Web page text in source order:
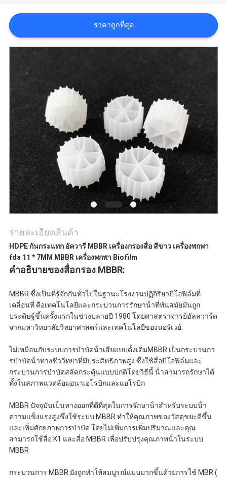
อ้างอิง
แผนผัง
เว็บไซต์
นโยบาย
ความ
เป็น
ส่วน
ตัว
ราคาถูกที่สุด
รายละเอียดสินค้า
HDPE กันกระแทก อัควารี MBBR เครื่องกรองสื่อ สีขาว เครื่องพกพา
fda 11 * 7MM MBBR เครื่องพกพา Biofilm
คําอธิบายของสื่อกรอง MBBR:
MBBR ซึ่งเป็นที่รู้จักกันทั่วไปในฐานะโรงงานปฏิกิริยาบิโอฟิล์มที่
เคลื่อนที่ คือเทคโนโลยีและกระบวนการรักษาน้ําที่ทันสมัยมันถูก
ประดิษฐ์ขึ้นครั้งแรกในช่วงปลายปี 1980 โดยศาสตราจารย์ฮัลลวาร์ด
จากมหาวิทยาลัยวิทยาศาสตร์และเทคโนโลยีของนอร์เวย์.
ไม่เหมือนกับระบบการบําบัดน้ําเสียแบบดั้งเดิมMBBR เป็นกระบวนกา
รบําบัดน้ําทางชีววิทยาที่มีประสิทธิภาพสูง ซึ่งใช้สื่อบิโอฟิล์มและ
กระบวนการบําบัดสลัดกระตุ้นแบบปกติโดยวิธีนี้ น้ําสามารถรักษาได้
ทั้งในสภาพแวดล้อมอนาเอโรบิกและแอโรบิก
MBBR ปัจจุบันเป็นทางออกที่ดีที่สุดในการรักษาน้ําสําหรับระบบน้ํา
ความแข็งแรงสูงซึ่งใช้ระบบ MBBR ทําให้คุณภาพของวัสดุขยะดีขึ้น
และเพิ่มศักยภาพการบําบัด โดยไม่เพิ่มการเพิ่มปริมาณและคุณ
สามารถใช้สื่อ K1 และสื่อ MBBR เพื่อปรับปรุงคุณภาพน้ําในระบบ
MBBR
กระบวนการ MBBR ยังถูกทําให้สมบูรณ์แบบมากขึ้นด้วยการใช้ MBR (